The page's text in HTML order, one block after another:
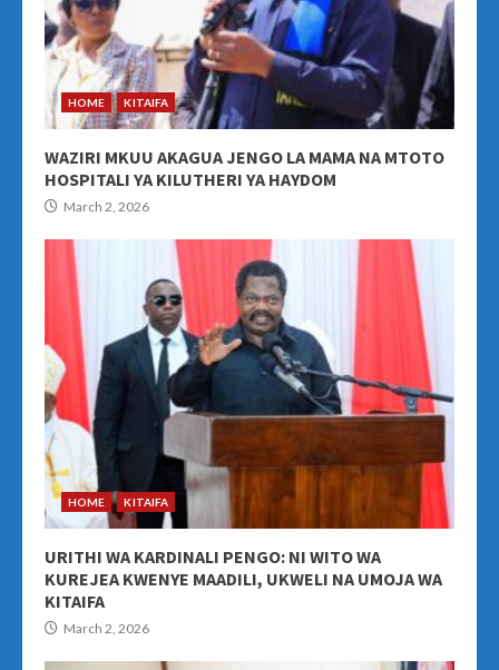
HOME KITAIFA
WAZIRI MKUU AKAGUA JENGO LA MAMA NA MTOTO
HOSPITALI YA KILUTHERI YA HAYDOM
March 2, 2026
HOME KITAIFA
URITHI WA KARDINALI PENGO: NI WITO WA
KUREJEA KWENYE MAADILI, UKWELI NA UMOJA WA
KITAIFA
March 2, 2026